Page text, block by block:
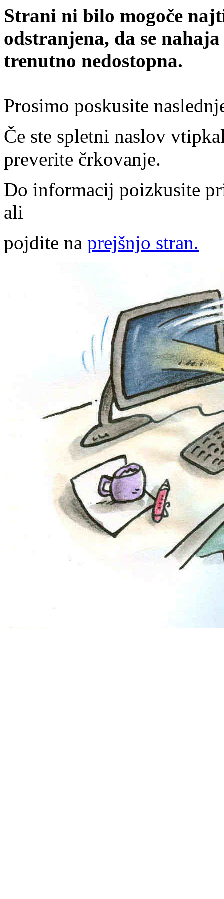
Strani ni bilo mogoče
odstranjena, da se
trenutno nedostopna.
Prosimo poskusite
Če ste spletni naslov
preverite črkovanje.
Do informacij poizkusite
ali
pojdite na prejšnjo stran.